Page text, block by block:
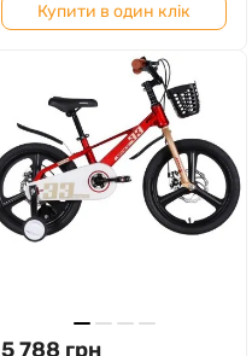
Купити в один клік
5 788 грн